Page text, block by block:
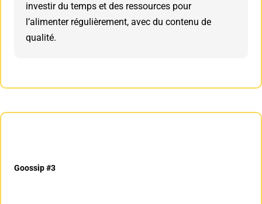
investir du temps et des ressources pour
l’alimenter régulièrement, avec du contenu de
qualité.
Goossip #3